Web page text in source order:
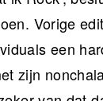
Vorige
een
zijn